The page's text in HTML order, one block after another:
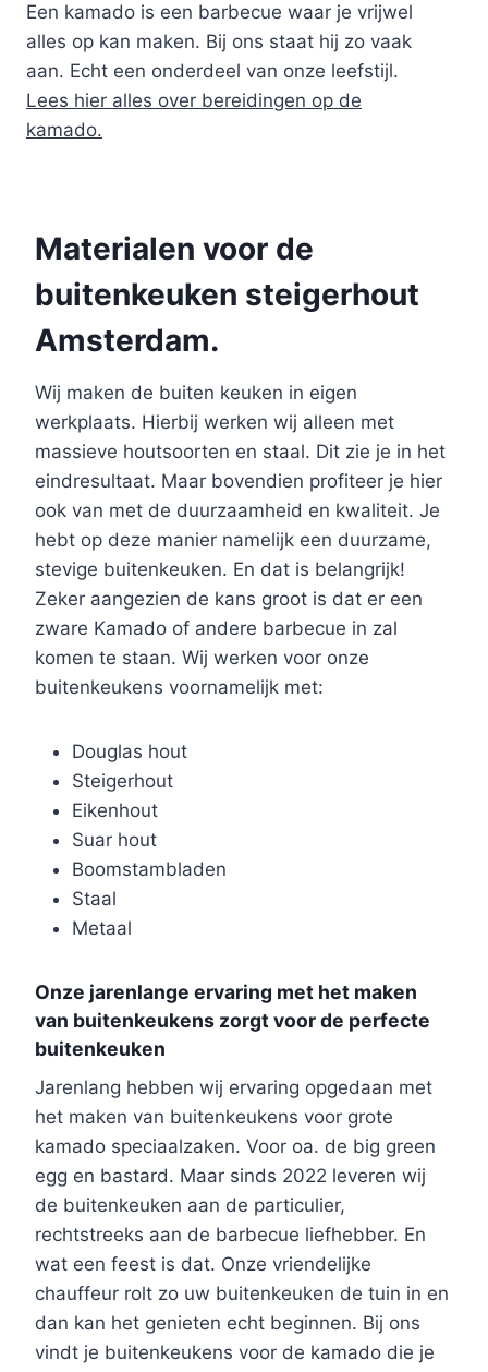
Een kamado is een barbecue waar je vrijwel
alles op kan maken. Bij ons staat hij zo vaak
aan. Echt een onderdeel van onze leefstijl.
Lees hier alles over bereidingen op de
kamado.
Materialen voor de
buitenkeuken steigerhout
Amsterdam.
Wij maken de buiten keuken in eigen
werkplaats. Hierbij werken wij alleen met
massieve houtsoorten en staal. Dit zie je in het
eindresultaat. Maar bovendien profiteer je hier
ook van met de duurzaamheid en kwaliteit. Je
hebt op deze manier namelijk een duurzame,
stevige buitenkeuken. En dat is belangrijk!
Zeker aangezien de kans groot is dat er een
zware Kamado of andere barbecue in zal
komen te staan. Wij werken voor onze
buitenkeukens voornamelijk met:
Douglas hout
Steigerhout
Eikenhout
Suar hout
Boomstambladen
Staal
Metaal
Onze jarenlange ervaring met het maken
van buitenkeukens zorgt voor de perfecte
buitenkeuken
Jarenlang hebben wij ervaring opgedaan met
het maken van buitenkeukens voor grote
kamado speciaalzaken. Voor oa. de big green
egg en bastard. Maar sinds 2022 leveren wij
de buitenkeuken aan de particulier,
rechtstreeks aan de barbecue liefhebber. En
wat een feest is dat. Onze vriendelijke
chauffeur rolt zo uw buitenkeuken de tuin in en
dan kan het genieten echt beginnen. Bij ons
vindt je buitenkeukens voor de kamado die je